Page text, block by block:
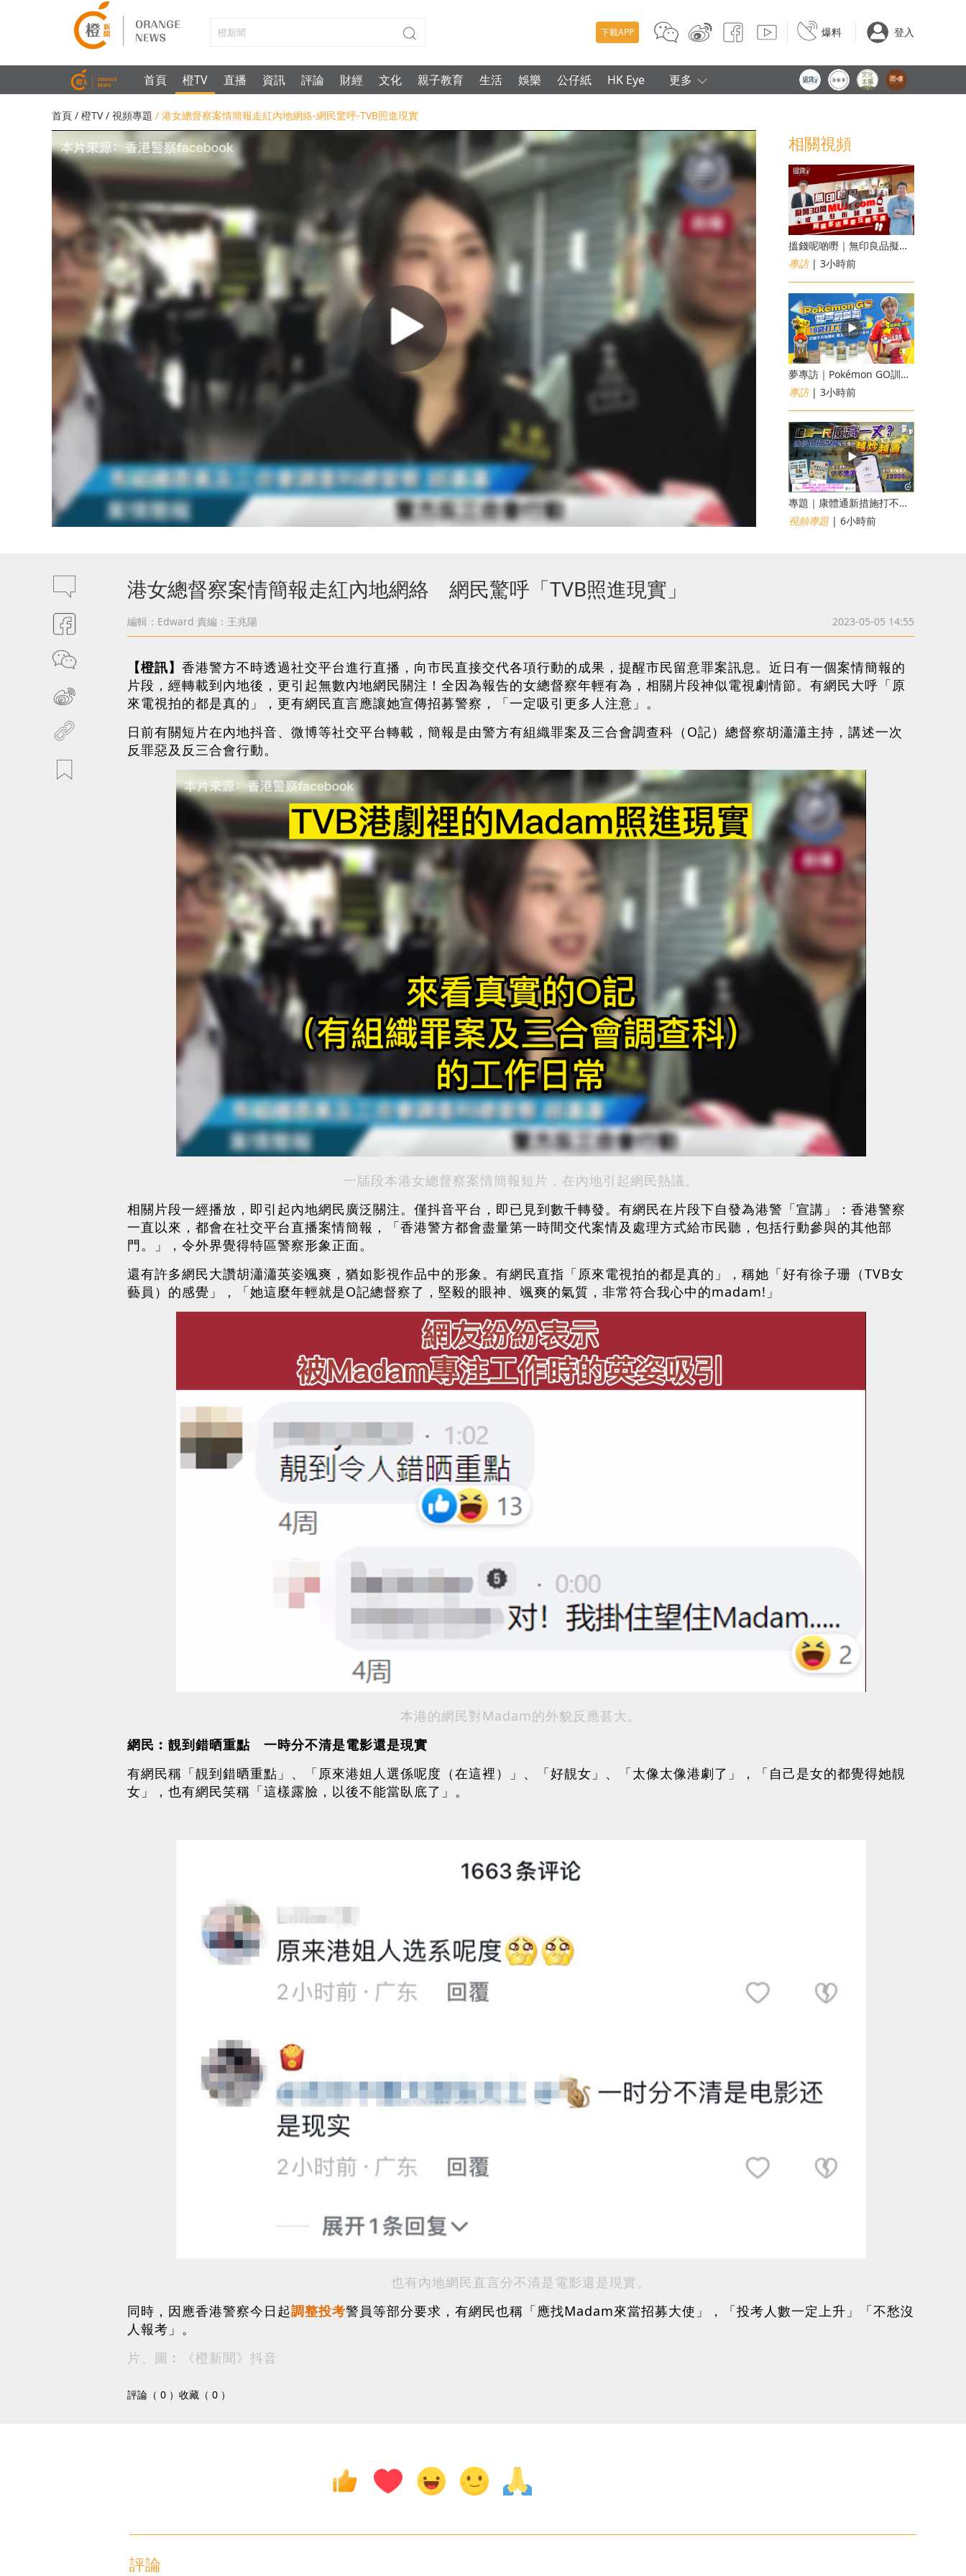
下載APP 爆料 登入
首頁 橙TV 直播 資訊 評論 財經 文化 親子教育 生活 娛樂 公仔紙 HK Eye 更多
首頁 / 橙TV/ 視頻專題 / 港女總督察案情簡報走紅內地網絡-網民驚呼-TVB照進現實
相關視頻
搵錢呢啲嘢｜無印良品擬開30間「MUJI com」 或進駐街舖醫院 同區多店無憂互搶生意
專訪| 3小時前
夢專訪｜Pokémon GO訓練員「蝦皮」16歲打上世界第一！戰友成最強後盾
專訪| 3小時前
專題｜康體通新措施打不倒黃牛？室內運動場一場難求越炒越貴
視頻專題| 6小時前
港女總督察案情簡報走紅內地網絡 網民驚呼「TVB照進現實」
編輯：Edward 責編：王兆陽 2023-05-05 14:55
【橙訊】 香港警方不時透過社交平台進行直播，向市民直接交代各項行動的成果，提醒市民留意罪案訊息。近日有一個案情簡報的
片段，經轉載到內地後，更引起無數內地網民關注！全因為報告的女總督察年輕有為，相關片段神似電視劇情節。有網民大呼「原
來電視拍的都是真的」，更有網民直言應讓她宣傳招募警察，「一定吸引更多人注意」。
日前有關短片在內地抖音、微博等社交平台轉載，簡報是由警方有組織罪案及三合會調查科（O記）總督察胡瀟瀟主持，講述一次
反罪惡及反三合會行動。
一牐段本港女總督察案情簡報短片，在內地引起網民熱議。
相關片段一經播放，即引起內地網民廣泛關注。僅抖音平台，即已見到數千轉發。有網民在片段下自發為港警「宣講」：香港警察
一直以來，都會在社交平台直播案情簡報，「香港警方都會盡量第一時間交代案情及處理方式給市民聽，包括行動參與的其他部
門。」，令外界覺得特區警察形象正面。
還有許多網民大讚胡瀟瀟英姿颯爽，猶如影視作品中的形象。有網民直指「原來電視拍的都是真的」，稱她「好有徐子珊（TVB女
藝員）的感覺」，「她這麼年輕就是O記總督察了，堅毅的眼神、颯爽的氣質，非常符合我心中的madam!」
本港的網民對Madam的外貌反應甚大。
網民︰靚到錯晒重點 一時分不清是電影還是現實
有網民稱「靚到錯晒重點」、「原來港姐人選係呢度（在這裡）」、「好靚女」、「太像太像港劇了」，「自己是女的都覺得她靚
女」，也有網民笑稱「這樣露臉，以後不能當臥底了」。
也有內地網民直言分不清是電影還是現實。
同時，因應香港警察今日起調整投考警員等部分要求，有網民也稱「應找Madam來當招募大使」，「投考人數一定上升」「不愁沒
人報考」。
片、圖︰《橙新聞》抖音
評論（ 0 ） 收藏（ 0 ）
評論